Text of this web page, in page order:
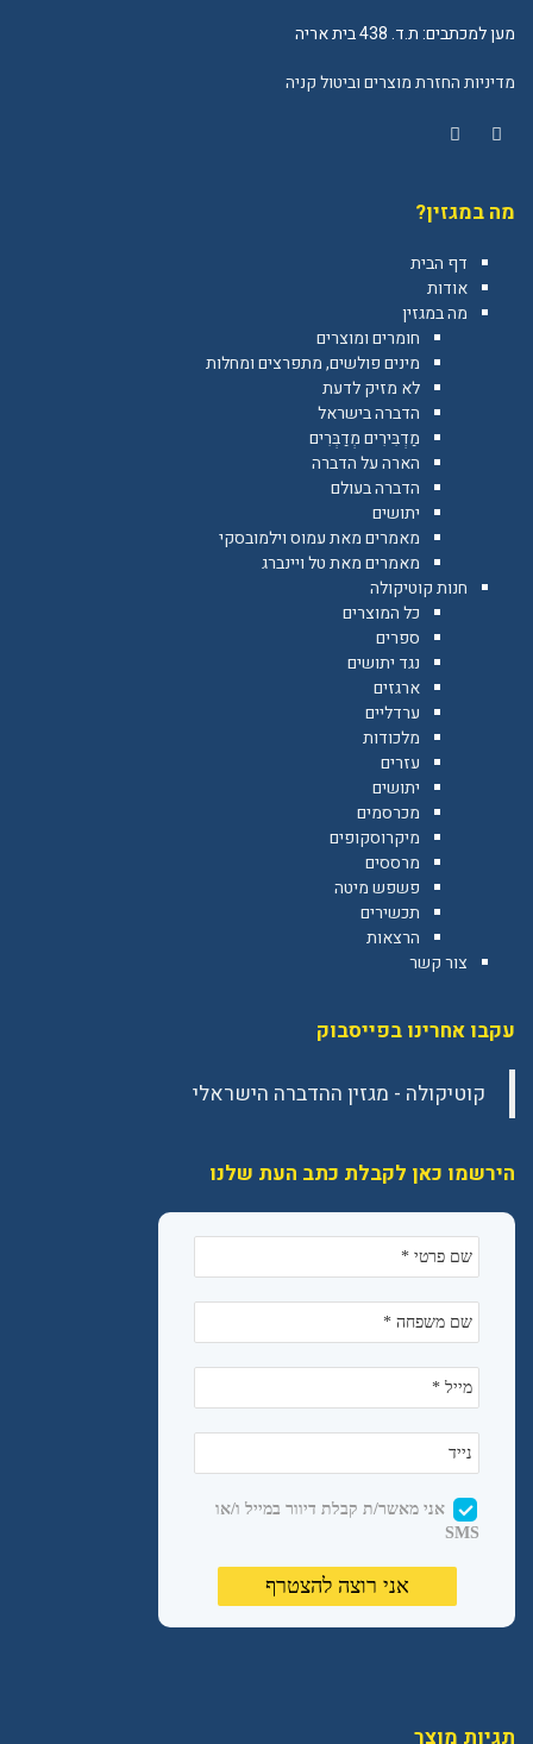
מען למכתבים: ת.ד. 438 בית אריה
מדיניות החזרת מוצרים וביטול קניה
מה במגזין?
דף הבית
אודות
מה במגזין
חומרים ומוצרים
מינים פולשים, מתפרצים ומחלות
לא מזיק לדעת
הדברה בישראל
מַדְבִּירִים מְדַבְּרִים
הארה על הדברה
הדברה בעולם
יתושים
מאמרים מאת עמוס וילמובסקי
מאמרים מאת טל ויינברג
חנות קוטיקולה
כל המוצרים
ספרים
נגד יתושים
ארגזים
ערדליים
מלכודות
עזרים
יתושים
מכרסמים
מיקרוסקופים
מרססים
פשפש מיטה
תכשירים
הרצאות
צור קשר
עקבו אחרינו בפייסבוק
הירשמו כאן לקבלת כתב העת שלנו
תגיות מוצר